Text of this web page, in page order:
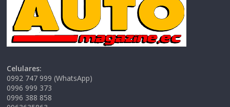
Celulares:
0992 747 999 (WhatsApp)
0996 999 373
0996 388 858